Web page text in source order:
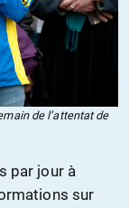
de l’attentat de
par jour à
sur